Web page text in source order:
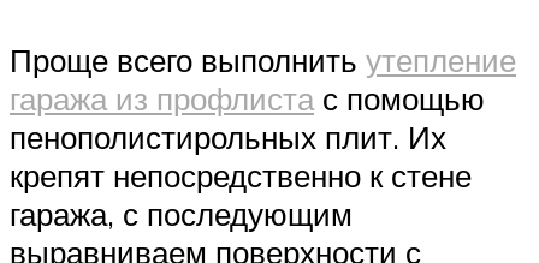
Проще всего выполнить утепление
гаража из профлистас помощью
пенополистирольных плит. Их
крепят непосредственно к стене
гаража, с последующим
выравниваем поверхности с